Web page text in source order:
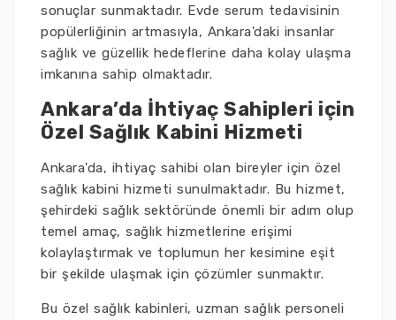
sonuçlar sunmaktadır. Evde serum tedavisinin
popülerliğinin artmasıyla, Ankara'daki insanlar
sağlık ve güzellik hedeflerine daha kolay ulaşma
imkanına sahip olmaktadır.
Ankara’da İhtiyaç Sahipleri için
Özel Sağlık Kabini Hizmeti
Ankara'da, ihtiyaç sahibi olan bireyler için özel
sağlık kabini hizmeti sunulmaktadır. Bu hizmet,
şehirdeki sağlık sektöründe önemli bir adım olup
temel amaç, sağlık hizmetlerine erişimi
kolaylaştırmak ve toplumun her kesimine eşit
bir şekilde ulaşmak için çözümler sunmaktır.
Bu özel sağlık kabinleri, uzman sağlık personeli